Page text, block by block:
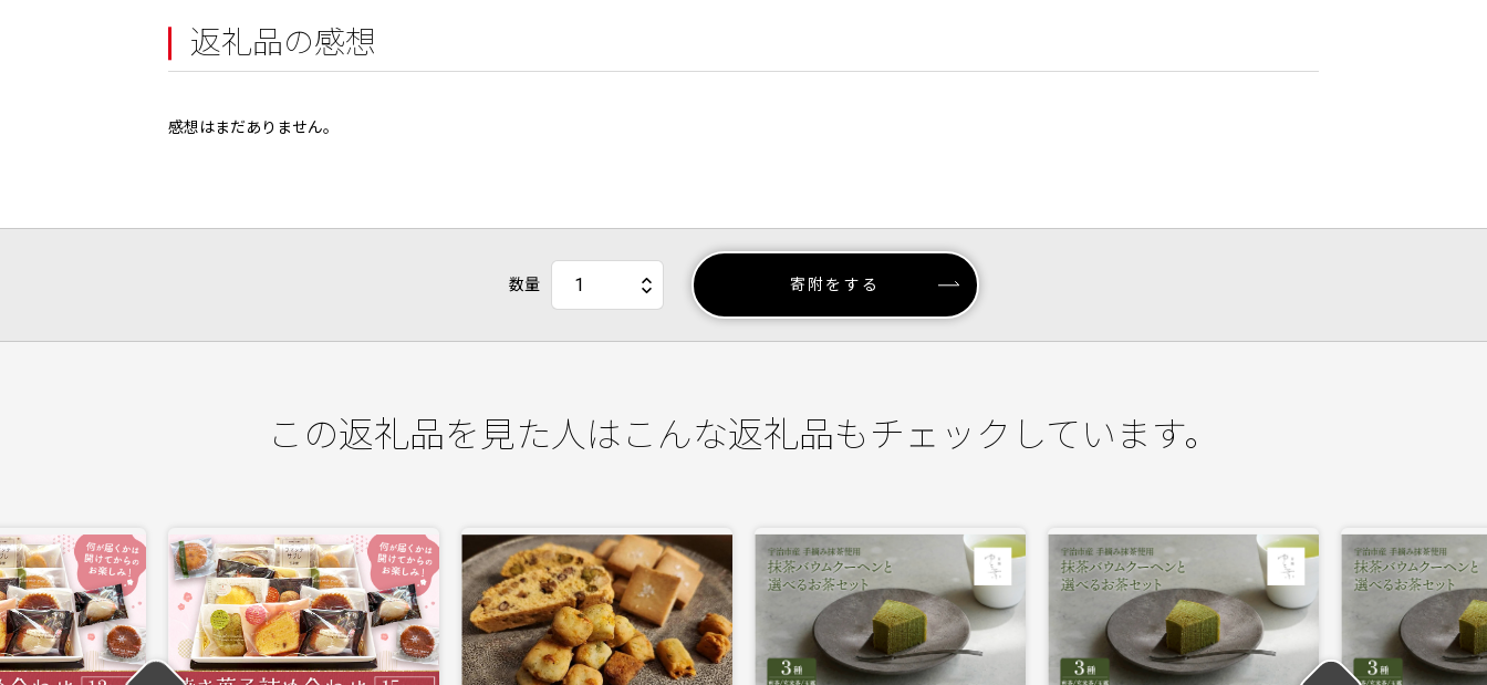
返礼品の感想
感想はまだありません。
数量 寄附をする
この返礼品を見た人はこんな返礼品もチェックしています。